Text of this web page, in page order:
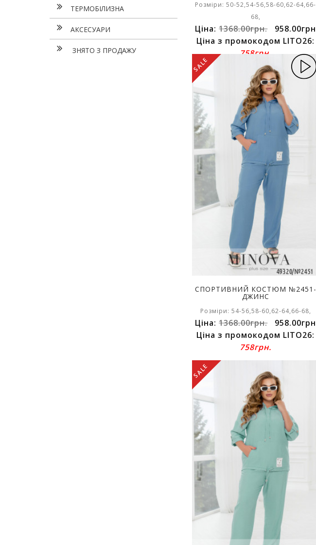
ТЕРМОБІЛИЗНА
АКСЕСУАРИ
ЗНЯТО З ПРОДАЖУ
Розміри: 50-52,54-56,58-60,62-64,66-
68,
Ціна:1368.00грн.
958.00грн
Ціна з промокодом LITO26:
758грн.
SALE
СПОРТИВНИЙ КОСТЮМ №2451-
ДЖИНС
Розміри: 54-56,58-60,62-64,66-68,
Ціна:1368.00грн.
958.00грн
Ціна з промокодом LITO26:
758грн.
SALE